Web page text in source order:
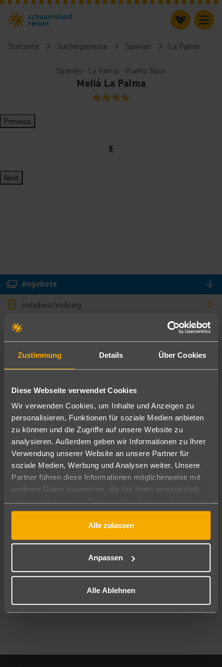
Zustimmung Details Über Cookies
Diese Webseite verwendet Cookies
Wir verwenden Cookies, um Inhalte und Anzeigen zu
personalisieren, Funktionen für soziale Medien anbieten
zu können und die Zugriffe auf unsere Website zu
analysieren. Außerdem geben wir Informationen zu Ihrer
Verwendung unserer Website an unsere Partner für
soziale Medien, Werbung und Analysen weiter. Unsere
Partner führen diese Informationen möglicherweise mit
weiteren Daten zusammen, die Sie ihnen bereitgestellt
gesammelt haben.
Alle zulassen
Anpassen
Alle Ablehnen
Startseite Suchergebnisse Spanien La Palma
Spanien ∙ La Palma ∙ Puerto Naos
Meliá La Palma
4
Previous
Next
Angebote
Hotelbeschreibung
Bewertungen
Ändere die Kriterien nach deinen Wünschen
Pauschal Nur Hotel
Abflughafen
Alle Abflughäfen
12.08.26–10.08.27 7-21 Nächte
Mehr Filter anzeigen